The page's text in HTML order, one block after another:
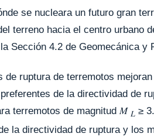
se nucleara un futuro gran
terreno hacia el centro urbano
Sección 4.2 de Geomecánica
de la directividad de
terremotos de magnitud 𝑀 𝐿 ≥
la directividad de ruptura y los